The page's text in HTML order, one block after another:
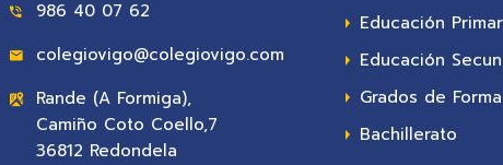
986 40 07 62
colegiovigo@colegiovigo.com
Rande (A Formiga),
Camiño Coto Coello,7
36812 Redondela
Educación
Educación
Grados de
Bachillerato